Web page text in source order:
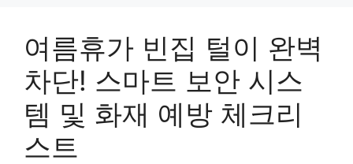
여름휴가 빈집 털이 완벽
차단! 스마트 보안 시스
템 및 화재 예방 체크리
스트